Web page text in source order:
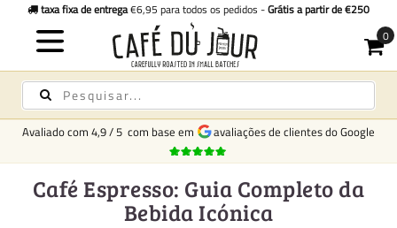
taxa fixa de entrega€6,95 para todos os pedidos -Grátis a partir de €250
Avaliado com 4,9/5 com base em avaliações de clientes do Google
Café Espresso: Guia Completo da
Bebida Icónica